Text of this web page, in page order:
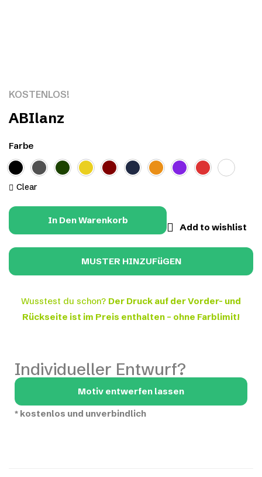
KOSTENLOS!
ABIlanz
Farbe
Clear
In Den Warenkorb
Add to wishlist
Wusstest du schon? Der Druck auf der Vorder- und
Rückseite ist im Preis enthalten – ohne Farblimit!
Individueller Entwurf?
Motiv entwerfen lassen
* kostenlos und unverbindlich